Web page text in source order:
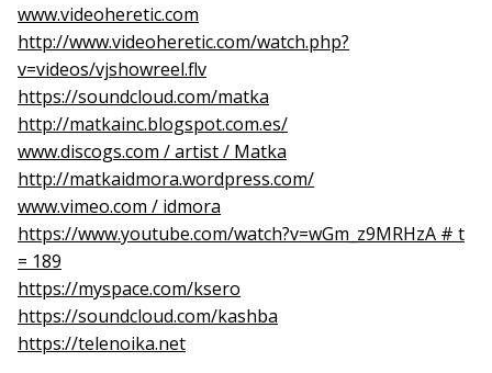
www.videoheretic.com
http://www.videoheretic.com/watch.php?
v=videos/vjshowreel.flv
https://soundcloud.com/matka
http://matkainc.blogspot.com.es/
www.discogs.com / artist / Matka
http://matkaidmora.wordpress.com/
www.vimeo.com / idmora
https://www.youtube.com/watch?v=wGm_z9MRHzA # t
= 189
https://myspace.com/ksero
https://soundcloud.com/kashba
https://telenoika.net